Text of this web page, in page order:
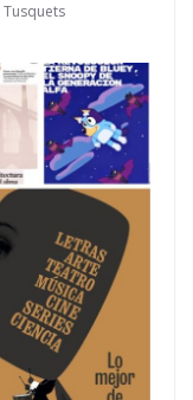
Tusquets